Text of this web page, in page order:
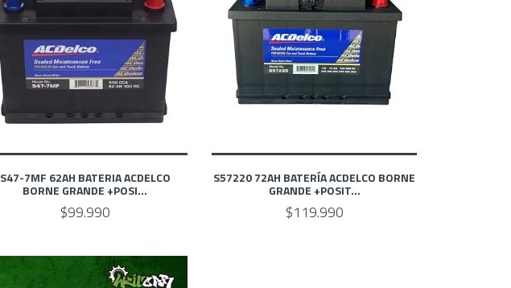
S47-7MF 62AH BATERIA ACDELCO
BORNE GRANDE +POSI...
$99.990
S57220 72AH BATERÍA ACDELCO BORNE
GRANDE +POSIT...
$119.990